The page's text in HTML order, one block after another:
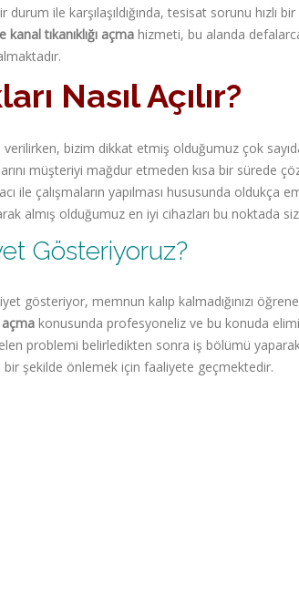
ile karşılaşıldığında, tesisat sorunu hızlı
kanal tıkanıklığı açma hizmeti, bu alanda
Nasıl Açılır?
bizim dikkat etmiş olduğumuz çok
müşteriyi mağdur etmeden kısa bir sürede
ile çalışmaların yapılması hususunda oldukça
almış olduğumuz en iyi cihazları bu noktada
Gösteriyoruz?
gösteriyor, memnun kalıp kalmadığınızı
açma konusunda profesyoneliz ve bu konuda
problemi belirledikten sonra iş bölümü yaparak
bir şekilde önlemek için faaliyete geçmektedir.